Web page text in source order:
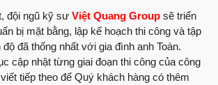
đội ngũ kỹ sư Việt Quang Group sẽ triển
bị mặt bằng, lập kế hoạch thi công và tập
đã thống nhất với gia đình anh Toàn.
cập nhật từng giai đoạn thi công của công
tiếp theo để Quý khách hàng có thêm